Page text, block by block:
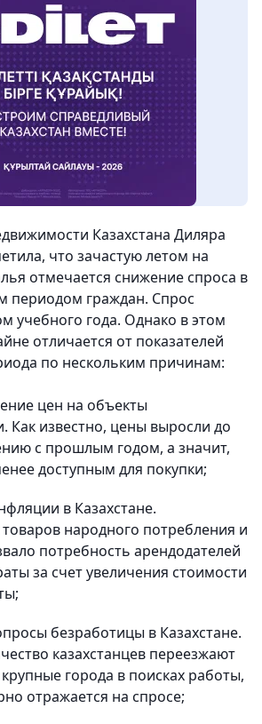
Казахстана Диляра
что зачастую летом на
отмечается снижение спроса в
периодом граждан. Спрос
учебного года. Однако в этом
отличается от показателей
по нескольким причинам:
цен на объекты
Как известно, цены выросли до
с прошлым годом, а значит,
доступным для покупки;
в Казахстане.
народного потребления и
потребность арендодателей
за счет увеличения стоимости
безработицы в Казахстане.
казахстанцев переезжают
города в поисках работы,
отражается на спросе;